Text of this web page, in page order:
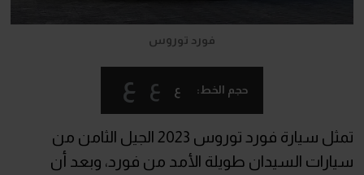
فورد توروس
حجم الخط: ع ع ع
تمثل سيارة فورد توروس 2023 الجيل الثامن من
سيارات السيدان طويلة الأمد من فورد، وبعد أن